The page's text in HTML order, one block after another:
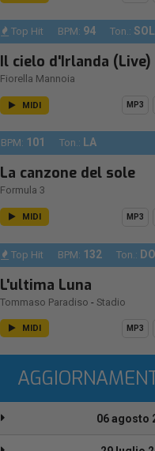
Top Hit BPM: 94 Ton.: SOL
Il cielo d'Irlanda (Live)
Fiorella Mannoia
MIDI MP3
BPM: 101 Ton.: LA
La canzone del sole
Formula 3
MIDI MP3
Top Hit BPM: 132 Ton.: DO
L'ultima Luna
Tommaso Paradiso - Stadio
MIDI MP3
06 agosto